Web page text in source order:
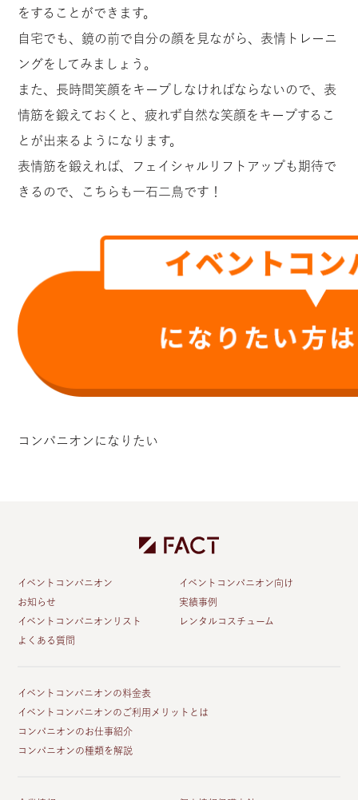
をすることができます。
自宅でも、鏡の前で自分の顔を見ながら、表情トレーニ
ングをしてみましょう。
また、長時間笑顔をキープしなければならないので、表
情筋を鍛えておくと、疲れず自然な笑顔をキープするこ
とが出来るようになります。
表情筋を鍛えれば、フェイシャルリフトアップも期待で
きるので、こちらも一石二鳥です！
コンパニオンになりたい
イベントコンパニオン
イベントコンパニオン向け
お知らせ
実績事例
イベントコンパニオンリスト
レンタルコスチューム
よくある質問
イベントコンパニオンの料金表
イベントコンパニオンのご利用メリットとは
コンパニオンのお仕事紹介
コンパニオンの種類を解説